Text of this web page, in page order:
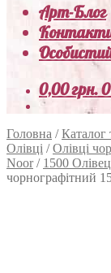
Арт-Блог
0,00грн.
Головна /Каталог
Олівці /Олівці
Noor/ 1500
чорнографітний